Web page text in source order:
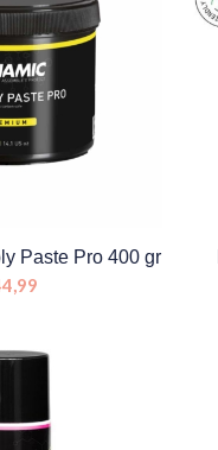
Paste Pro 400 gr